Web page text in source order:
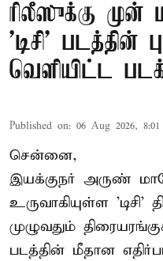
ரிலீஸுக்கு
'டிசி' படத்தின்
வெளியிட்ட
Published on: 06 Aug 2026,
சென்னை,
இயக்குநர் அருண்
உருவாகியுள்ள
முழுவதும்
படத்தின் மீதான